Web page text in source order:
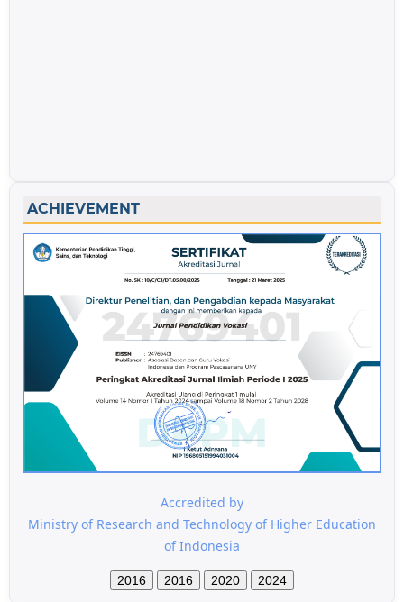
ACHIEVEMENT
Accredited by
Ministry of Research and Technology of Higher Education
of Indonesia
2016 2016 2020 2024